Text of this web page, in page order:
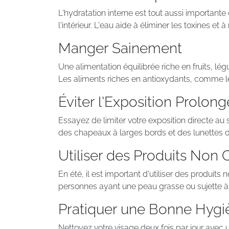
L'hydratation interne est tout aussi
l'intérieur. L'eau aide à éliminer les toxines et
Manger Sainement
Une alimentation équilibrée riche en fruits,
Les aliments riches en antioxydants, comme
Éviter l'Exposition
Essayez de limiter votre exposition directe
des chapeaux à larges bords et des lunettes
Utiliser des Produits Non
En été, il est important d'utiliser des produits
personnes ayant une peau grasse ou sujette
Pratiquer une Bonne